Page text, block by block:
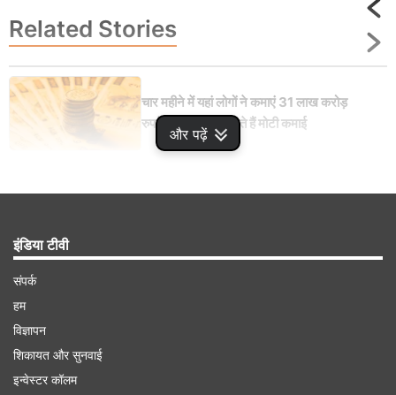
और पढ़ें
Related Stories
चार महीने में यहां लोगों ने कमाएं 31 लाख करोड़
रुपये, आप भी कर सकते हैं मोटी कमाई
इंडिया टीवी
संपर्क
हम
विज्ञापन
शिकायत और सुनवाई
इन्वेस्टर कॉलम